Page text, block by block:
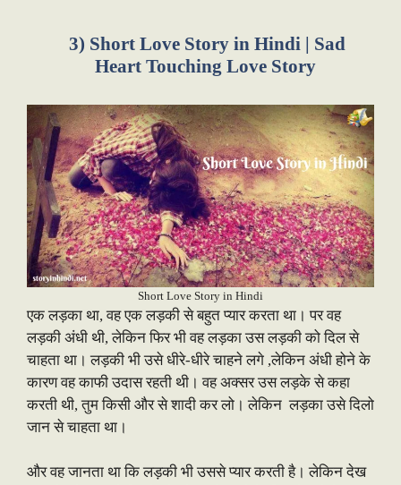
3) Short Love Story in Hindi | Sad
Heart Touching Love Story
Short Love Story in Hindi
एक लड़का था, वह एक लड़की से बहुत प्यार करता था। पर वह
लड़की अंधी थी, लेकिन फिर भी वह लड़का उस लड़की को दिल से
चाहता था। लड़की भी उसे धीरे-धीरे चाहने लगे ,लेकिन अंधी होने के
कारण वह काफी उदास रहती थी। वह अक्सर उस लड़के से कहा
करती थी, तुम किसी और से शादी कर लो। लेकिन लड़का उसे दिलो
जान से चाहता था।
और वह जानता था कि लड़की भी उससे प्यार करती है। लेकिन देख